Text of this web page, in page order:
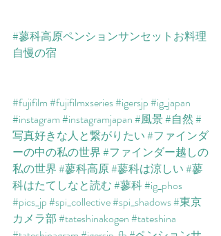
#蓼科高原ペンションサンセットお料理
自慢の宿
#fujifilm#fujifilmxseries#igersjp#ig_japan
#instagram#instagramjapan#風景#自然#
写真好きな人と繋がりたい#ファインダ
ーの中の私の世界#ファインダー越しの
私の世界#蓼科高原#蓼科は涼しい#蓼
科はたてしなと読む#蓼科#ig_phos
#pics_jp#spi_collective#spi_shadows#東京
カメラ部#tateshinakogen#tateshina